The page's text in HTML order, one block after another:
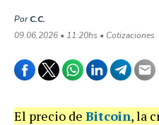
PorC.C.
09.06.2026 • 11:20hs • Cotizaciones
El precio de Bitcoin, la